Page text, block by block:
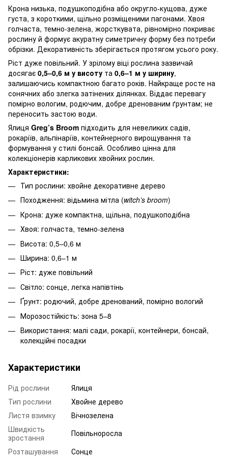
Крона низька, подушкоподібна або округло-кущова, дуже
густа, з короткими, щільно розміщеними пагонами. Хвоя
голчаста, темно-зелена, жорсткувата, рівномірно покриває
рослину й формує акуратну симетричну форму без потреби
обрізки. Декоративність зберігається протягом усього року.
Ріст дуже повільний. У зрілому віці рослина зазвичай
досягає 0,5–0,6 м у висоту та 0,6–1 м у ширину,
залишаючись компактною багато років. Найкраще росте на
сонячних або злегка затінених ділянках. Віддає перевагу
помірно вологим, родючим, добре дренованим ґрунтам; не
переносить застою води.
Ялиця Greg’s Broom підходить для невеликих садів,
рокаріїв, альпінаріїв, контейнерного вирощування та
формування у стилі бонсай. Особливо цінна для
колекціонерів карликових хвойних рослин.
Характеристики:
Тип рослини: хвойне декоративне дерево
Походження: відьмина мітла (witch’s broom)
Крона: дуже компактна, щільна, подушкоподібна
Хвоя: голчаста, темно-зелена
Висота: 0,5–0,6 м
Ширина: 0,6–1 м
Ріст: дуже повільний
Світло: сонце, легка напівтінь
Ґрунт: родючий, добре дренований, помірно вологий
Морозостійкість: зона 5–8
Використання: малі сади, рокарії, контейнери, бонсай,
колекційні посадки
Характеристики
Рід рослини
Ялиця
Тип рослини
Хвойне дерево
Листя взимку
Вічнозелена
Швидкість
зростання
Повільноросла
Розташування
Сонце